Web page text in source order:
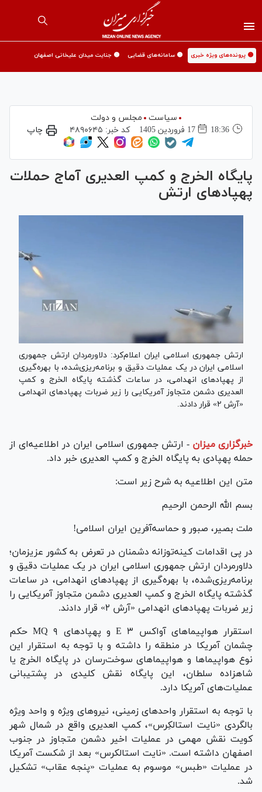
🟡 پرونده‌های ویژه خبری 🟡 سامانه‌های قضایی 🟡 جنایت میدان علیخانی اصفهان
سیاست
مجلس و دولت
18:36
17 فروردين 1405 کد خبر: ۴۸۹۰۶۴۵ چاپ
پایگاه الخرج و کمپ العدیری آماج حملات
پهپاد‌های ارتش
ارتش جمهوری اسلامی ایران اعلام‌کرد: دلاورمردان ارتش جمهوری
اسلامی ایران در یک عملیات دقیق و برنامه‌ریزی‌شده، با بهره‌گیری
از پهپاد‌های انهدامی، در ساعات گذشته پایگاه الخرج و کمپ
العدیری دشمن متجاوز آمریکایی را زیر ضربات پهپاد‌های انهدامی
«آرش ۲» قرار دادند.
خبرگزاری میزان - ارتش جمهوری اسلامی ایران در اطلاعیه‌ای از
حمله پهپادی به پایگاه الخرج و کمپ العدیری خبر داد.
متن این اطلاعیه به شرح زیر است:
بسم الله الرحمن الرحیم
ملت بصیر، صبور و حماسه‌آفرین ایران اسلامی!
در پی اقدامات کینه‌توزانه دشمنان در تعرض به کشور عزیزمان؛
دلاورمردان ارتش جمهوری اسلامی ایران در یک عملیات دقیق و
برنامه‌ریزی‌شده، با بهره‌گیری از پهپاد‌های انهدامی، در ساعات
گذشته پایگاه الخرج و کمپ العدیری دشمن متجاوز آمریکایی را
زیر ضربات پهپاد‌های انهدامی «آرش ۲» قرار دادند.
استقرار هواپیما‌های آواکس E ۳ و پهپاد‌های MQ ۹ حکم
چشمان آمریکا در منطقه را داشته و با توجه به استقرار این
نوع هواپیما‌ها و هواپیما‌های سوخت‌رسان در پایگاه الخرج یا
شاهزاده سلطان، این پایگاه نقش کلیدی در پشتیبانی
عملیات‌های آمریکا دارد.
با توجه به استقرار واحد‌های زمینی، نیرو‌های ویژه و واحد ویژه
بالگردی «نایت استالکِرس»، کمپ العدیری واقع در شمال شهر
کویت نقش مهمی در عملیات اخیر دشمن متجاوز در جنوب
اصفهان داشته است. «نایت استالکرس» بعد از شکست آمریکا
در عملیات «طبس» موسوم به عملیات «پنجه عقاب» تشکیل
شد.